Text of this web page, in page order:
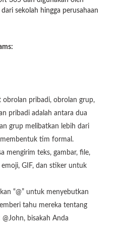
sekolah hingga perusahaan
obrolan pribadi, obrolan grup,
pribadi adalah antara dua
grup melibatkan lebih dari
tim formal.
mengirim teks, gambar, file,
GIF, dan stiker untuk
“@” untuk menyebutkan
tahu mereka tentang
bisakah Anda